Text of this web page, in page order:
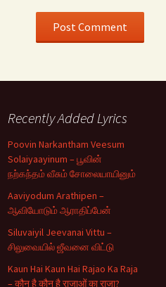
Recently Added Lyrics
Poovin Narkantham Veesum
Solaiyaayinum – பூவின்
நற்கந்தம் வீசும் சோலையாயினும்
Aaviyodum Arathipen –
ஆவியோடும் ஆராதிப்பேன்
Siluvaiyil Jeevanai Vittu –
சிலுவையில் ஜீவனை விட்டு
Kaun Hai Kaun Hai Rajao Ka Raja
– कौन है कौन है राजाओं का राजा?